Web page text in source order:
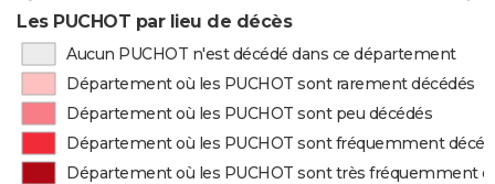
Les PUCHOT par lieu de décès
Aucun PUCHOT n'est décédé dans ce département
Département où les PUCHOT sont rarement décédés
Département où les PUCHOT sont peu décédés
Département où les PUCHOT sont fréquemment
Département où les PUCHOT sont très fréquemment